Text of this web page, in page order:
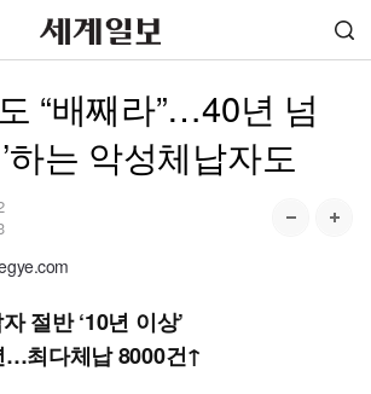
“배째라”…40년 넘
하는 악성체납자도
절반 ‘10년 이상’
…최다체납 8000건↑